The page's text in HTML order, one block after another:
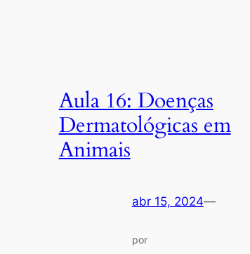
Aula 16: Doenças
Dermatológicas em
Animais
abr 15, 2024—
por